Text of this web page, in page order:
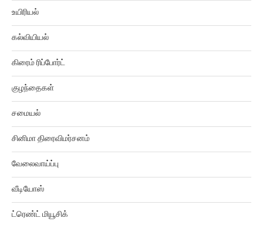
உயிரியல்
கல்வியியல்
கிரைம் ரிப்போர்ட்
குழந்தைகள்
சமையல்
சினிமா திரைவிமர்சனம்
வேலைவாய்ப்பு
வீடியோஸ்
ட்ரெண்ட் மியூசிக்